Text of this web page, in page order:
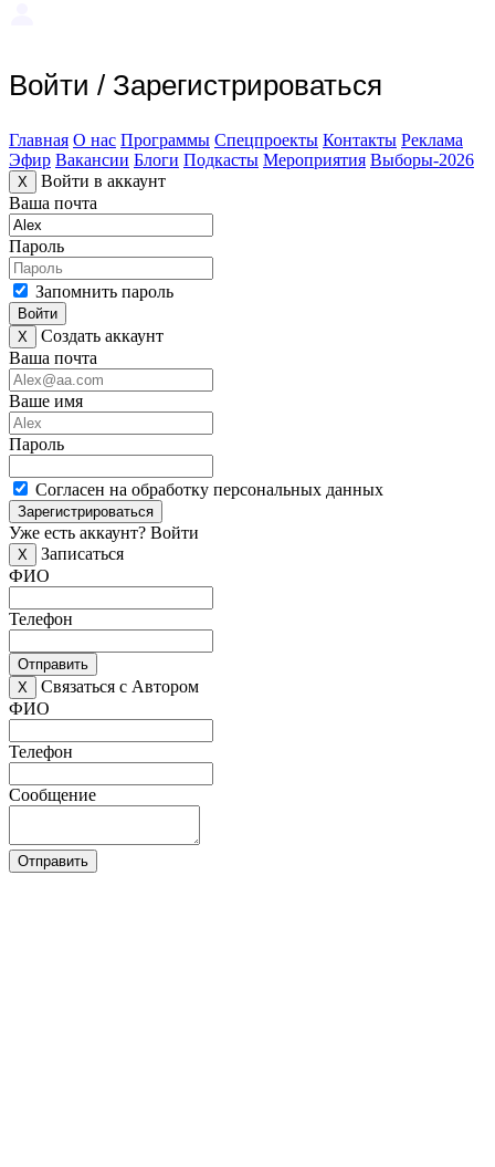
Войти / Зарегистрироваться
Главная О нас Программы Спецпроекты Контакты Реклама
Эфир Вакансии Блоги Подкасты Мероприятия Выборы-2026
X
Войти в аккаунт
Ваша почта
Пароль
Запомнить пароль
Войти
X
Создать аккаунт
Ваша почта
Ваше имя
Пароль
Согласен на обработку персональных данных
Зарегистрироваться
Уже есть аккаунт? Войти
X
Записаться
ФИО
Телефон
Отправить
X
Связаться с Автором
ФИО
Телефон
Сообщение
Отправить